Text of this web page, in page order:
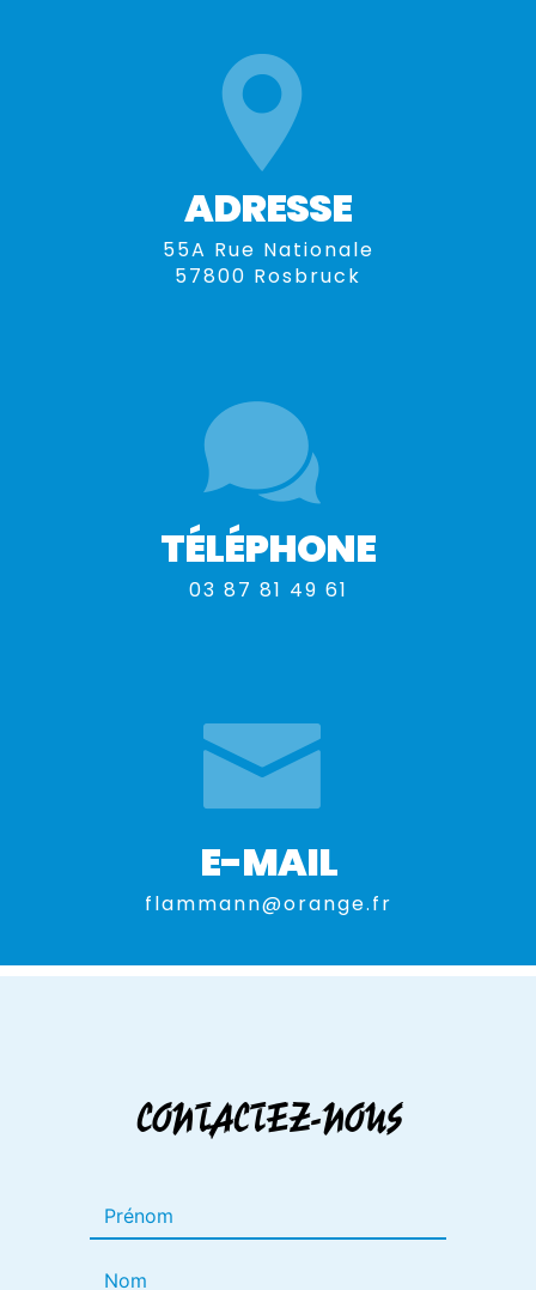
ADRESSE
55A Rue Nationale
57800 Rosbruck
TÉLÉPHONE
03 87 81 49 61
E-MAIL
flammann@orange.fr
CONTACTEZ-NOUS